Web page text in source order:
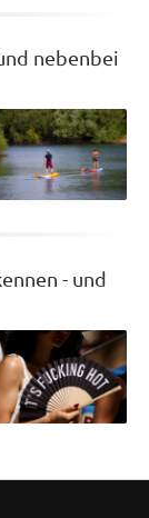
nebenbei
- und